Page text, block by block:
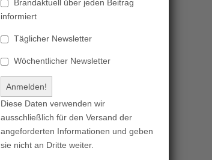
Brandaktuell über jeden Beitrag
informiert
Täglicher Newsletter
Wöchentlicher Newsletter
Diese Daten verwenden wir
ausschließlich für den Versand der
angeforderten Informationen und geben
sie nicht an Dritte weiter.